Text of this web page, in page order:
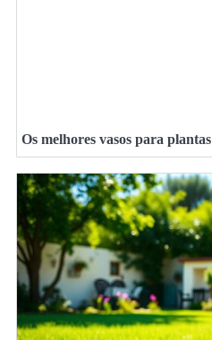
Os melhores vasos para plantas